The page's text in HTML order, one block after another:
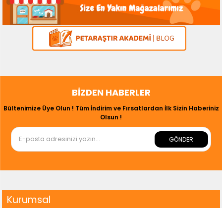
BIZDEN HABERLER
Bültenimize Üye Olun ! Tüm İndirim ve Fırsatlardan İlk Sizin Haberiniz
Olsun !
GÖNDER
Kurumsal